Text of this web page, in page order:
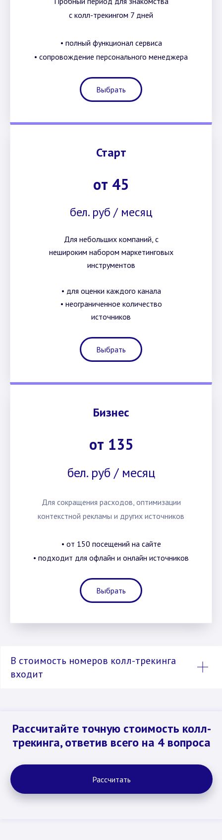
с колл-трекингом 7 дней
• полный функционал сервиса
• сопровождение персонального менеджера
Выбрать
Старт
от 45
бел. руб / месяц
Для небольших компаний, с
нешироким набором маркетинговых
инструментов
• для оценки каждого канала
• неограниченное количество
источников
Выбрать
Бизнес
от 135
бел. руб / месяц
Для сокращения расходов, оптимизации
контекстной рекламы и других источников
• от 150 посещений на сайте
• подходит для офлайн и онлайн источников
Выбрать
В стоимость номеров колл-трекинга
входит
Рассчитайте точную стоимость колл-
трекинга, ответив всего на 4 вопроса
Рассчитать